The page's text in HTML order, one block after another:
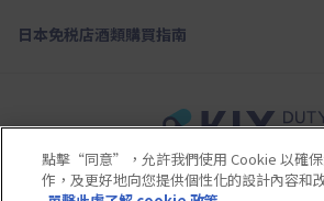
日本免税店酒類購買指南
使用條款 隱私政策
點擊“同意”，允許我們使用 Cookie 以確
作，及更好地向您提供個性化的設計內容和